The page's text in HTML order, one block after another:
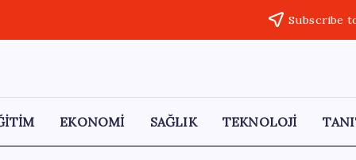
Subscribe
EKONOMİ SAĞLIK TEKNOLOJİ